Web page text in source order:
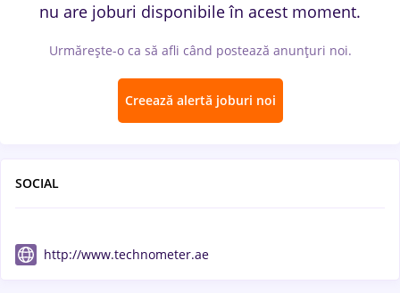
nu are joburi disponibile în acest moment.
Urmărește-o ca să afli când postează anunțuri noi.
Creează alertă joburi noi
SOCIAL
http://www.technometer.ae